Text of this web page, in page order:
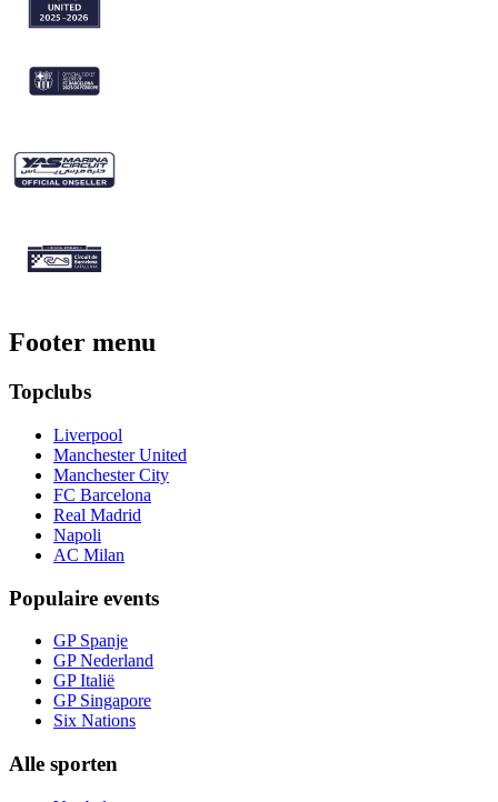
Footer menu
Topclubs
Liverpool
Manchester United
Manchester City
FC Barcelona
Real Madrid
Napoli
AC Milan
Populaire events
GP Spanje
GP Nederland
GP Italië
GP Singapore
Six Nations
Alle sporten